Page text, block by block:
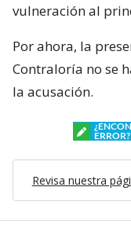
vulneración al
Por ahora, la
Contraloría no se
la acusación.
ERROR?
Revisa nuestra